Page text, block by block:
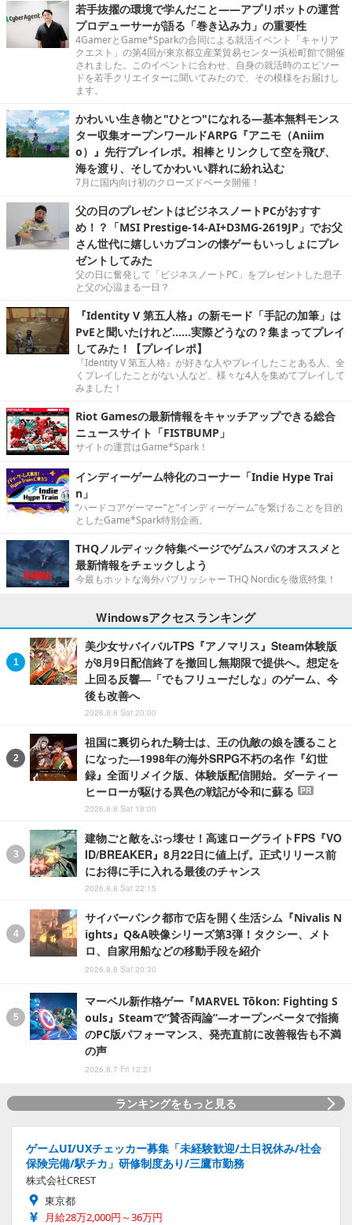
若手抜擢の環境で学んだこと――アプリボットの運営
プロデューサーが語る「巻き込み力」の重要性
4GamerとGame*Sparkの合同による就活イベント「キャリア
クエスト」の第4回が東京都立産業貿易センター浜松町館で開催
されました。このイベントに合わせ、自身の就活時のエピソー
ドを若手クリエイターに聞いてみたので、その模様をお届けし
ます。
かわいい生き物と"ひとつ"になれる―基本無料モンス
ター収集オープンワールドARPG『アニモ（Aniim
o）』先行プレイレポ。相棒とリンクして空を飛び、
海を渡り、そしてかわいい群れに紛れ込む
7月に国内向け初のクローズドベータ開催！
父の日のプレゼントはビジネスノートPCがおすす
め！？「MSI Prestige-14-AI+D3MG-2619JP」でお父
さん世代に嬉しいカプコンの懐ゲーもいっしょにプレ
ゼントしてみた
父の日に奮発して「ビジネスノートPC」をプレゼントした息子
と父の心温まる一日？
『Identity V 第五人格』の新モード「手記の加筆」は
PvEと聞いたけれど……実際どうなの？集まってプレイ
してみた！【プレイレポ】
『Identity V 第五人格』が好きな人やプレイしたことある人、全
くプレイしたことがない人など、様々な4人を集めてプレイして
みました！
Riot Gamesの最新情報をキャッチアップできる総合
ニュースサイト「FISTBUMP」
サイトの運営はGame*Spark！
インディーゲーム特化のコーナー「Indie Hype Trai
n」
“ハードコアゲーマー”と“インディーゲーム”を繋げることを目的
としたGame*Spark特別企画。
THQノルディック特集ページでゲムスパのオススメと
最新情報をチェックしよう
今最もホットな海外パブリッシャー THQ Nordicを徹底特集！
Windowsアクセスランキング
美少女サバイバルTPS『アノマリス』Steam体験版
が8月9日配信終了を撤回し無期限で提供へ。想定を
上回る反響―「でもフリューだしな」のゲーム、今
後も改善へ
2026.8.8 Sat 20:00
祖国に裏切られた騎士は、王の仇敵の娘を護ること
になった―1998年の海外SRPG不朽の名作『幻世
録』全面リメイク版、体験版配信開始。ダーティー
ヒーローが駆ける異色の戦記が令和に蘇る
PR
2026.8.8 Sat 18:00
建物ごと敵をぶっ壊せ！高速ローグライトFPS『VO
ID/BREAKER』8月22日に値上げ。正式リリース前
にお得に手に入れる最後のチャンス
2026.8.8 Sat 22:15
サイバーパンク都市で店を開く生活シム『Nivalis N
ights』Q&A映像シリーズ第3弾！タクシー、メト
ロ、自家用船などの移動手段を紹介
2026.8.8 Sat 20:30
マーベル新作格ゲー『MARVEL Tōkon: Fighting S
ouls』Steamで“賛否両論”―オープンベータで指摘
のPC版パフォーマンス、発売直前に改善報告も不満
の声
2026.8.7 Fri 12:21
ランキングをもっと見る
ゲームUI/UXチェッカー募集「未経験歓迎/土日祝休み/社会
保険完備/駅チカ」研修制度あり/三鷹市勤務
株式会社CREST
東京都
月給28万2,000円～36万円